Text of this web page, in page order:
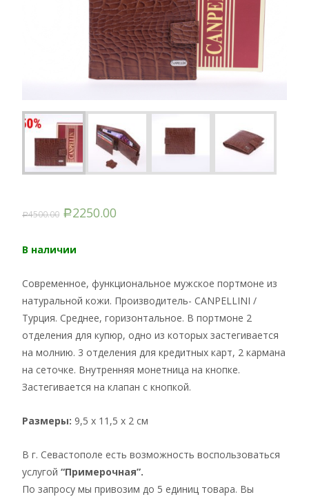
Р4500.00 Р2250.00
В наличии
Современное, функциональное мужское портмоне из
натуральной кожи. Производитель- CANPELLINI /
Турция. Среднее, горизонтальное. В портмоне 2
отделения для купюр, одно из которых застегивается
на молнию. 3 отделения для кредитных карт, 2 кармана
на сеточке. Внутренняя монетница на кнопке.
Застегивается на клапан с кнопкой.
Размеры: 9,5 x 11,5 x 2 см
В г. Севастополе есть возможность воспользоваться
услугой “Примерочная”.
По запросу мы привозим до 5 единиц товара. Вы